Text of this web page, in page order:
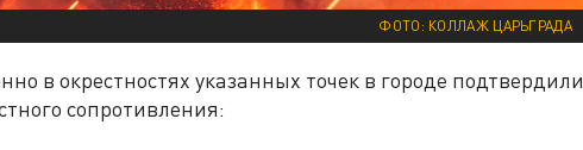
ФОТО: КОЛЛАЖ ЦАРЬГРАДА
в окрестностях указанных точек в городе подтвердили
сопротивления: